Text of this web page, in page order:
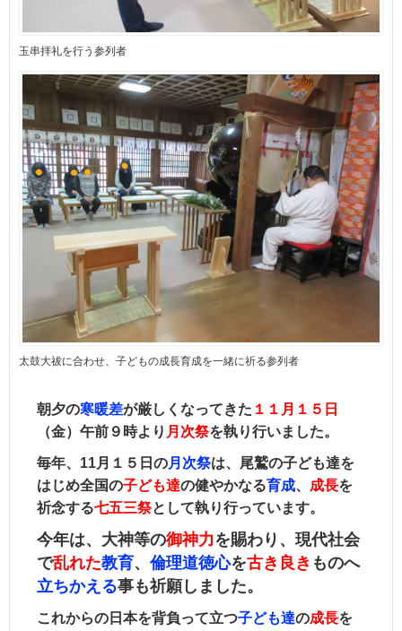
玉串拝礼を行う参列者
太鼓大祓に合わせ、子どもの成長育成を一緒に祈る参列者
朝夕の寒暖差が厳しくなってきた １１月１５日
（金）午前９時より 月次祭を執り行いました。
毎年、11月１５日󠄀の月次祭は、
尾鷲の子ども達を
はじめ全国の子ども達の健やかなる育成、 成長を
祈念する七五三祭として執り行っています。
今年は、 大神等の御神力 を賜わり、現代社会
で乱れた教育、倫理道徳心を古き良き ものへ
立ちかえる事も祈願しました。
これからの日本を背負って立つ子ども達の成長を